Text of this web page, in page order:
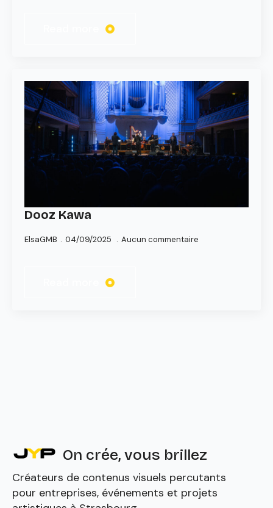
Dooz Kawa
ElsaGMB 04/09/2025 Aucun commentaire
On crée, vous brillez
Créateurs de contenus visuels percutants
pour entreprises, événements et projets